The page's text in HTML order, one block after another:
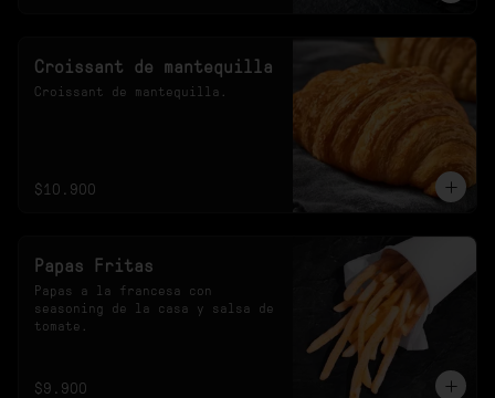
Croissant de mantequilla
Croissant de mantequilla.
$10.900
Papas Fritas
Papas a la francesa con
seasoning de la casa y salsa de
tomate.
$9.900